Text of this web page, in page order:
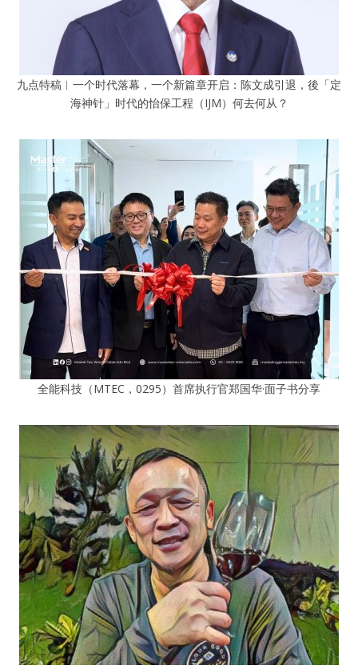
九点特稿︱一个时代落幕，一个新篇章开启：陈文成引退，後「定
海神针」时代的怡保工程（IJM）何去何从？
全能科技（MTEC，0295）首席执行官郑国华·面子书分享